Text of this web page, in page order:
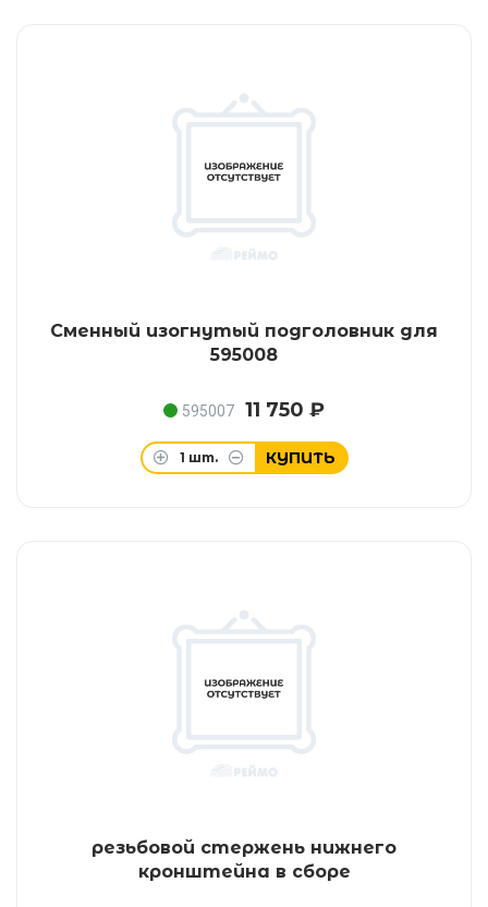
Сменный изогнутый подголовник для
595008
595007 11 750 ₽
1 шт. КУПИТЬ
резьбовой стержень нижнего
кронштейна в сборе